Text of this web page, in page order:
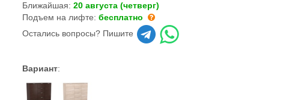
Ближайшая:20 августа (четверг)
Подъем на лифте:бесплатно
Остались вопросы? Пишите
Вариант: